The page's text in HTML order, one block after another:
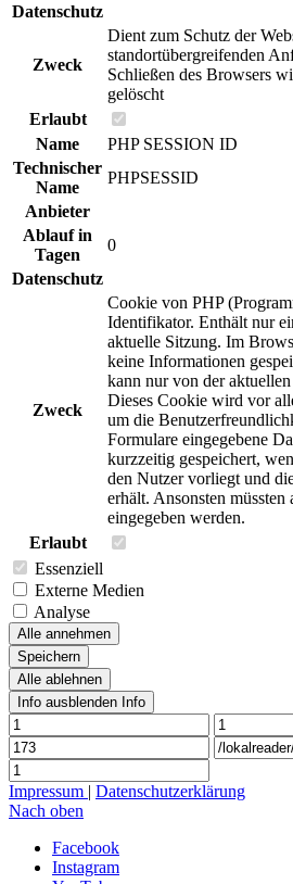
Datenschutz
Zweck
Dient zum Schutz der
standortübergreifenden
Schließen des Browsers
gelöscht
Erlaubt
Name
PHP SESSION ID
Technischer
Name
PHPSESSID
Anbieter
Ablauf in
Tagen
0
Datenschutz
Zweck
Cookie von PHP
Identifikator. Enthält nur
aktuelle Sitzung. Im
keine Informationen
kann nur von der
Dieses Cookie wird vor
um die
Formulare eingegebene
kurzzeitig gespeichert,
den Nutzer vorliegt und
erhält. Ansonsten müssten
eingegeben werden.
Erlaubt
Essenziell
Externe Medien
Analyse
Alle annehmen
Speichern
Alle ablehnen
Info ausblenden Info
Impressum | Datenschutzerklärung
Nach oben
Facebook
Instagram